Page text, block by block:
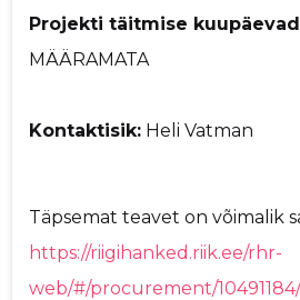
Projekti täitmise
MÄÄRAMATA
Kontaktisik: Heli Vatman
Täpsemat teavet on võimalik
https://riigihanked.riik.ee/rhr-
web/#/procurement/